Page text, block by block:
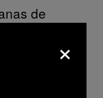
de
Los
que no
no era
×